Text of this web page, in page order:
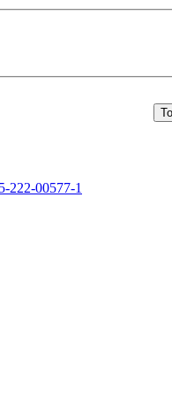
222-00577-1